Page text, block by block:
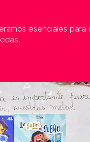
esenciales